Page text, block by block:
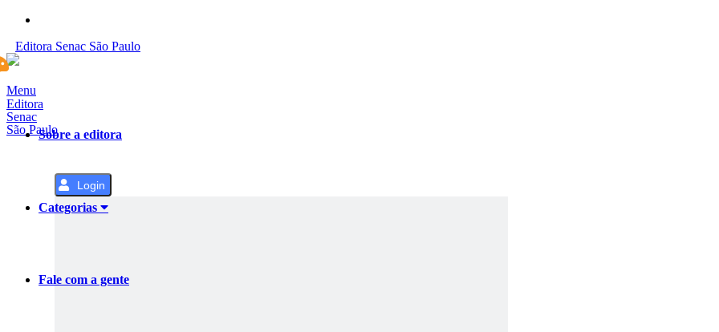
o
Editora Senac São Paulo
Menu
Editora
Senac
São PauloSobre a editora
Categorias
Fale com a gente
Login